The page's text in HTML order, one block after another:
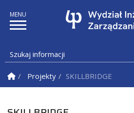
Szukaj informacji
Strona Główna
Projekty SKILLBRIDGE